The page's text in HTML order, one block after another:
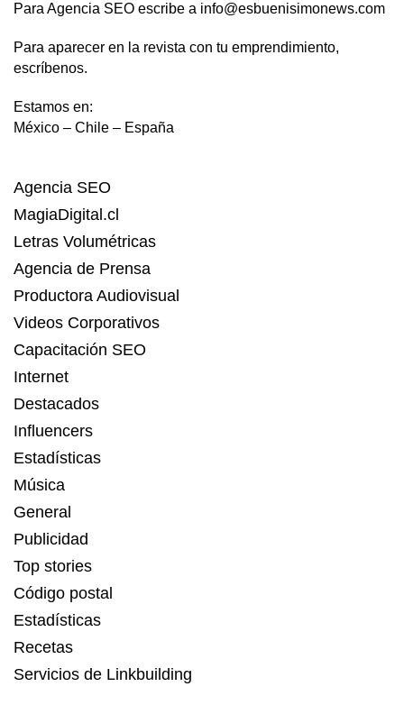
Para Agencia SEO escribe a info@esbuenisimonews.com
Para aparecer en la revista con tu emprendimiento,
escríbenos.
Estamos en:
México – Chile – España
Agencia SEO
MagiaDigital.cl
Letras Volumétricas
Agencia de Prensa
Productora Audiovisual
Videos Corporativos
Capacitación SEO
Internet
Destacados
Influencers
Estadísticas
Música
General
Publicidad
Top stories
Código postal
Estadísticas
Recetas
Servicios de Linkbuilding